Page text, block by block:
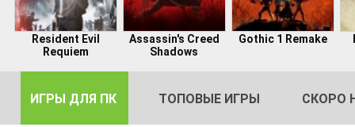
Resident Evil
Requiem
Assassin's Creed
Shadows
Gothic 1 Remake
ИГРЫ ДЛЯ ПК ТОПОВЫЕ ИГРЫ СКОРО